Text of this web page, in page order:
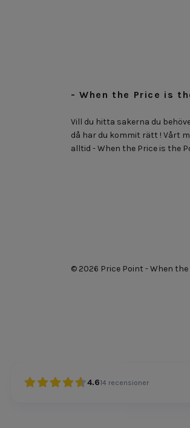
- When the Price is
Vill du hitta sakerna du
då har du kommit rätt ! Vårt
alltid - When the Price is the
© 2026 Price Point - When
4.614 recensioner